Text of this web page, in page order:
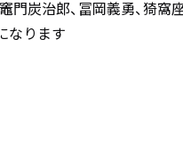
炭治郎、冨岡義勇、猗窩座
なります